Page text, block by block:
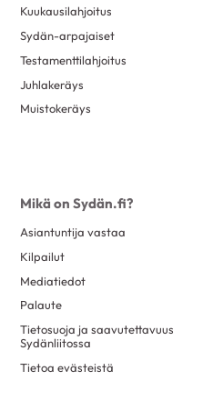
13.5.2026
Energiajuomaa vai ei?
Sydänsairauksien oireita
1.6.2026
Valtimotaudin riskinarvio
Kuukausilahjoitus
Sydän-arpajaiset
Testamenttilahjoitus
Juhlakeräys
Muistokeräys
Mikä on Sydän.fi?
Asiantuntija vastaa
Kilpailut
Mediatiedot
Palaute
Tietosuoja ja saavutettavuus
Sydänliitossa
Tietoa evästeistä